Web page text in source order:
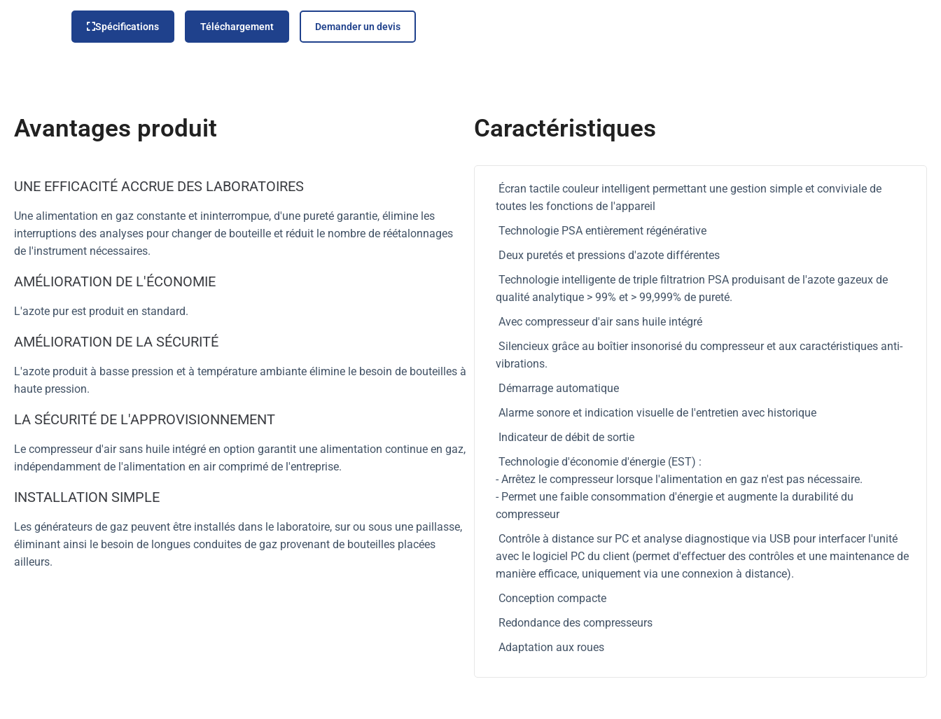
Spécifications Téléchargement Demander un devis
Avantages produit
UNE EFFICACITÉ ACCRUE DES LABORATOIRES
Une alimentation en gaz constante et ininterrompue, d'une pureté garantie, élimine les
interruptions des analyses pour changer de bouteille et réduit le nombre de réétalonnages
de l'instrument nécessaires.
AMÉLIORATION DE L'ÉCONOMIE
L'azote pur est produit en standard.
AMÉLIORATION DE LA SÉCURITÉ
L'azote produit à basse pression et à température ambiante élimine le besoin de bouteilles à
haute pression.
LA SÉCURITÉ DE L'APPROVISIONNEMENT
Le compresseur d'air sans huile intégré en option garantit une alimentation continue en gaz,
indépendamment de l'alimentation en air comprimé de l'entreprise.
INSTALLATION SIMPLE
Les générateurs de gaz peuvent être installés dans le laboratoire, sur ou sous une paillasse,
éliminant ainsi le besoin de longues conduites de gaz provenant de bouteilles placées
ailleurs.
Caractéristiques
Écran tactile couleur intelligent permettant une gestion simple et conviviale de
toutes les fonctions de l'appareil
Technologie PSA entièrement régénérative
Deux puretés et pressions d'azote différentes
Technologie intelligente de triple filtratrion PSA produisant de l'azote gazeux de
qualité analytique > 99% et > 99,999% de pureté.
Avec compresseur d'air sans huile intégré
Silencieux grâce au boîtier insonorisé du compresseur et aux caractéristiques anti-
vibrations.
Démarrage automatique
Alarme sonore et indication visuelle de l'entretien avec historique
Indicateur de débit de sortie
Technologie d'économie d'énergie (EST) :
- Arrêtez le compresseur lorsque l'alimentation en gaz n'est pas nécessaire.
- Permet une faible consommation d'énergie et augmente la durabilité du
compresseur
Contrôle à distance sur PC et analyse diagnostique via USB pour interfacer l'unité
avec le logiciel PC du client (permet d'effectuer des contrôles et une maintenance de
manière efficace, uniquement via une connexion à distance).
Conception compacte
Redondance des compresseurs
Adaptation aux roues